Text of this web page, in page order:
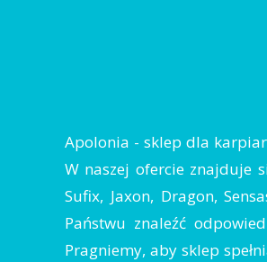
Apolonia - sklep dla
W naszej ofercie znajduje
Sufix, Jaxon, Dragon,
Państwu znaleźć
Pragniemy, aby sklep